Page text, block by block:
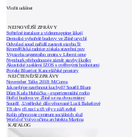
Vložit událost
NEJNOVĚJŠÍ ZPRÁVY
Světelné instalace a videomapping lákají
Demolici vyhořelé budovy ve Zlíně urychl
Odvolací soud nařídil zastavit stavbu Tr
Kroměřížská radnice získala stavební pov
Výstavba urgentního centra v Liberci ome
Nymburk přehodnocuje záměr stavby školky
Akustické zasklení IZOS s ověřenými hodnotami
Projekt Blueriot: Kancelářské prostory
NEJČTENĚJŠÍ ZPRÁVY
November Talks 2018: M.Corea
Jak nejlépe navrhnout kuchyň? Soutěž Blum
Dům Karla Hubáčka – experimentální rodin
Hořící budova ve Zlíně se na dvou místec
Soutěž „Umělecké dílo věnované Lucii Bakešové
Tři dny, tři noci a tři vily v záři světel
Kolín připravuje centrum sociálních služ
World of Volvo očima architekta Martina
KATALOG